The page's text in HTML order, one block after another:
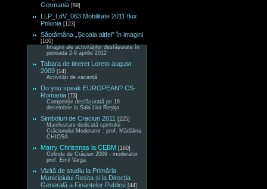
Germania [89]
LLP_LdV_063 Mobilitate 2011 flux
Polonia [123]
Săptămâna „Școala altfel” în imagini
[100]
Imagini ale activităților desfășurate în
perioada 2-6 aprilie 2012
Tabara de tineret Loreto august
2009 [14]
Activități de vacanță
Do you speak EUROPEAN? CS-
Romania [73]
Competiție desfășurată pe 16
decembrie la Sala Lira Reșița
Simboluri de Craciun 2011 [225]
Manifestare dedicată spiritului
Crăciunului Moderator : prof. Mădălina
CHIOSA
Marry Christmas la CEBM [160]
Colinde de Crăciun 2009 - moderator
prof. Emil Varga
Vizită de studiu la Primăria
Municipiului Reșița și la Direcția
Generală a Finanțelor Publice [44]